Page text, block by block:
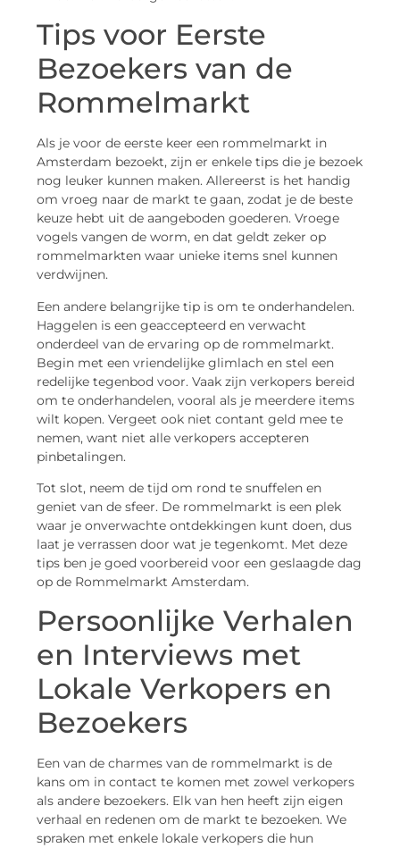
Tips voor Eerste
Bezoekers van de
Rommelmarkt
Als je voor de eerste keer een rommelmarkt in
Amsterdam bezoekt, zijn er enkele tips die je bezoek
nog leuker kunnen maken. Allereerst is het handig
om vroeg naar de markt te gaan, zodat je de beste
keuze hebt uit de aangeboden goederen. Vroege
vogels vangen de worm, en dat geldt zeker op
rommelmarkten waar unieke items snel kunnen
verdwijnen.
Een andere belangrijke tip is om te onderhandelen.
Haggelen is een geaccepteerd en verwacht
onderdeel van de ervaring op de rommelmarkt.
Begin met een vriendelijke glimlach en stel een
redelijke tegenbod voor. Vaak zijn verkopers bereid
om te onderhandelen, vooral als je meerdere items
wilt kopen. Vergeet ook niet contant geld mee te
nemen, want niet alle verkopers accepteren
pinbetalingen.
Tot slot, neem de tijd om rond te snuffelen en
geniet van de sfeer. De rommelmarkt is een plek
waar je onverwachte ontdekkingen kunt doen, dus
laat je verrassen door wat je tegenkomt. Met deze
tips ben je goed voorbereid voor een geslaagde dag
op de Rommelmarkt Amsterdam.
Persoonlijke Verhalen
en Interviews met
Lokale Verkopers en
Bezoekers
Een van de charmes van de rommelmarkt is de
kans om in contact te komen met zowel verkopers
als andere bezoekers. Elk van hen heeft zijn eigen
verhaal en redenen om de markt te bezoeken. We
spraken met enkele lokale verkopers die hun